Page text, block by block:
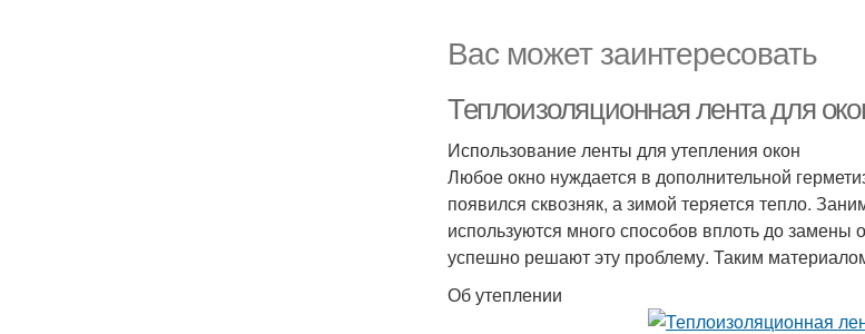
Вас может заинтересовать
Теплоизоляционная лента для
Использование ленты для утепления окон
Любое окно нуждается в дополнительной
появился сквозняк, а зимой теряется тепло.
используются много способов вплоть до
успешно решают эту проблему. Таким
Об утеплении